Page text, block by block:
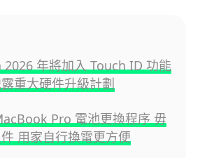
年將加入 Touch ID 功能
重大硬件升級計劃
Pro 電池更換程序 毋
用家自行換電更方便